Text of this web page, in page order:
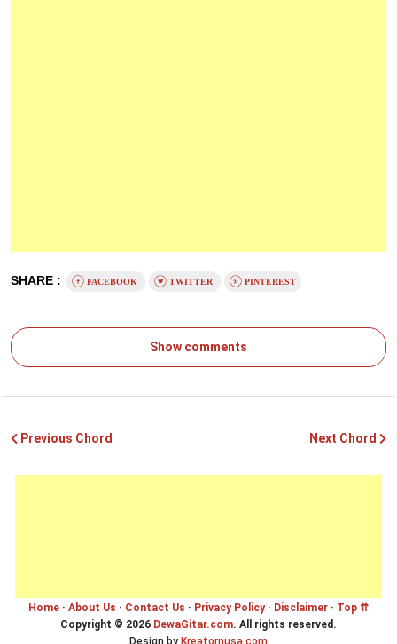
SHARE : FACEBOOK TWITTER PINTEREST
Show comments
Previous Chord Next Chord
Home · About Us · Contact Us · Privacy Policy· Disclaimer · Top ⇈
Copyright © 2026 DewaGitar.com. All rights reserved.